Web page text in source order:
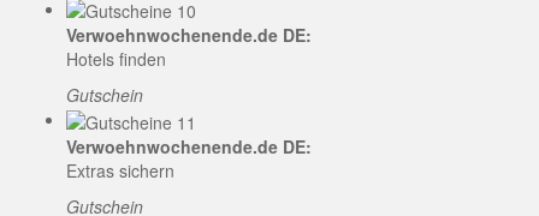
Verwoehnwochenende.de DE:
Hotels finden
Gutschein
Verwoehnwochenende.de DE:
Extras sichern
Gutschein